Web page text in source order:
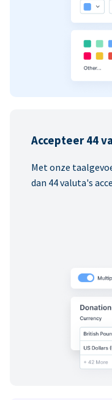
Accepteer 44
Met onze
dan 44 valuta's